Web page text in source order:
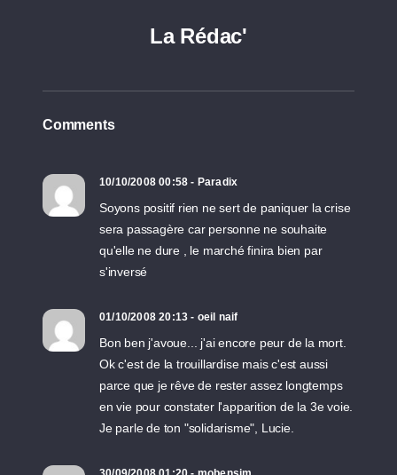
La Rédac'
Comments
10/10/2008 00:58 - Paradix
Soyons positif rien ne sert de paniquer la crise
sera passagère car personne ne souhaite
qu'elle ne dure , le marché finira bien par
s'inversé
01/10/2008 20:13 - oeil naif
Bon ben j'avoue... j'ai encore peur de la mort.
Ok c'est de la trouillardise mais c'est aussi
parce que je rêve de rester assez longtemps
en vie pour constater l'apparition de la 3e voie.
Je parle de ton "solidarisme", Lucie.